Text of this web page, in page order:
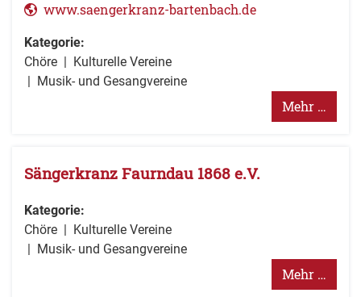
www.saengerkranz-bartenbach.de
Kategorie:
Chöre
Kulturelle Vereine
Musik- und Gesangvereine
Mehr …
Sängerkranz Faurndau 1868 e.V.
Kategorie:
Chöre
Kulturelle Vereine
Musik- und Gesangvereine
Mehr …